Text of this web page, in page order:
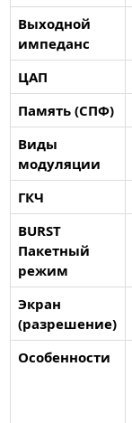
Выходной
импеданс
ЦАП
Память (СПФ)
Виды
модуляции
ГКЧ
BURST
Пакетный
режим
Экран
(разрешение)
Особенности